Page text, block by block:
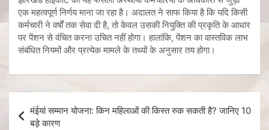
एक महत्वपूर्ण निर्णय माना जा रहा है। अदालत ने साफ किया है कि यदि किसी
कर्मचारी ने वर्षों तक सेवा दी है, तो केवल उसकी नियुक्ति की प्रकृति के आधार
पर पेंशन से वंचित करना उचित नहीं होगा। हालांकि, पेंशन का वास्तविक लाभ
संबंधित नियमों और प्रत्येक मामले के तथ्यों के अनुसार तय होगा।
मंईयां सम्मान योजना: किन महिलाओं की किस्त रुक सकती है? जानिए 10
बड़े कारण